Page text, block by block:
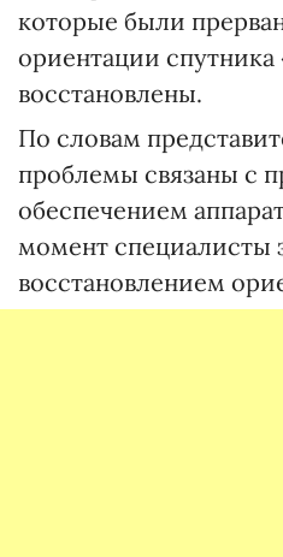
которые были
ориентации спутника
восстановлены.
По словам
проблемы связаны с
обеспечением
момент специалисты
восстановлением